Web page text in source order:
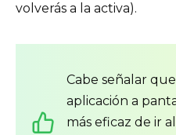
volverás a la activa).
Cabe señalar
aplicación a
más eficaz de ir